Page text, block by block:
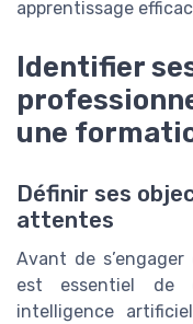
apprentissage
Identifier
une
Définir ses
attentes
Avant de
est essentiel de
intelligence